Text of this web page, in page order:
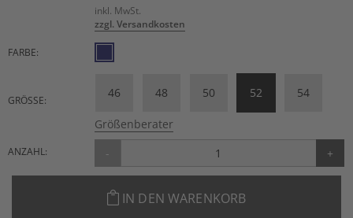
inkl. MwSt.
zzgl. Versandkosten
FARBE:
GRÖSSE:
46 48 50 52 54
Größenberater
ANZAHL: - +
IN DEN WARENKORB